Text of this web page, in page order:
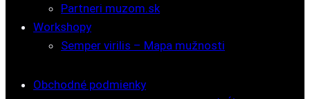
Partneri muzom.sk
Workshopy
Semper virilis – Mapa mužnosti
Obchodné podmienky